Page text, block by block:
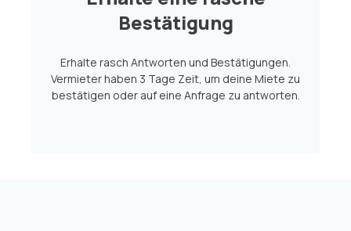
Bestätigung
Erhalte rasch Antworten und Bestätigungen.
Vermieter haben 3 Tage Zeit, um deine Miete zu
bestätigen oder auf eine Anfrage zu antworten.